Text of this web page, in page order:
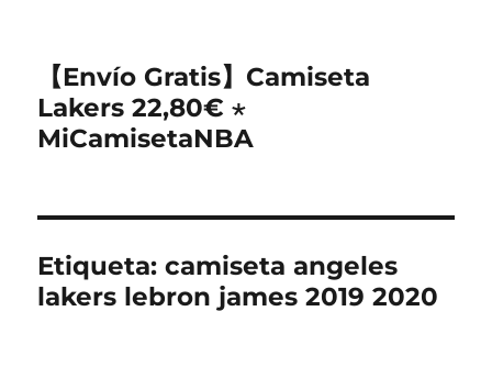
【Envío Gratis】Camiseta
Lakers 22,80€ ⋆
MiCamisetaNBA
Etiqueta:camiseta angeles
lakers lebron james 2019 2020